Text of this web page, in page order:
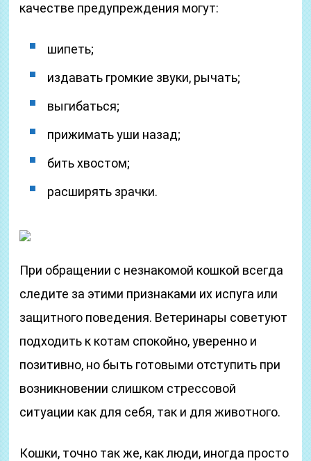
качестве предупреждения могут:
шипеть;
издавать громкие звуки, рычать;
выгибаться;
прижимать уши назад;
бить хвостом;
расширять зрачки.
При обращении с незнакомой кошкой всегда
следите за этими признаками их испуга или
защитного поведения. Ветеринары советуют
подходить к котам спокойно, уверенно и
позитивно, но быть готовыми отступить при
возникновении слишком стрессовой
ситуации как для себя, так и для животного.
Кошки, точно так же, как люди, иногда просто